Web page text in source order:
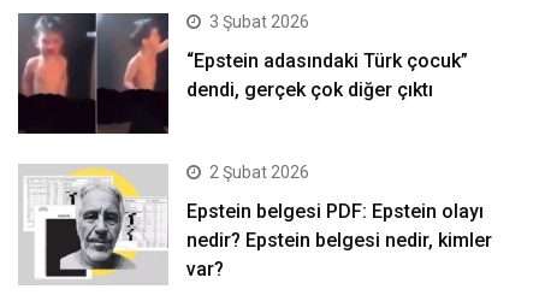
3 Şubat 2026
“Epstein adasındaki Türk çocuk”
dendi, gerçek çok diğer çıktı
2 Şubat 2026
Epstein belgesi PDF: Epstein olayı
nedir? Epstein belgesi nedir, kimler
var?